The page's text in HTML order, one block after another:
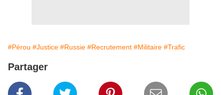
#Pérou #Justice #Russie #Recrutement #Militaire #Trafic
Partager